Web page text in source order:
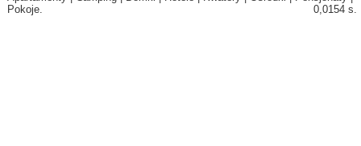
Pokoje. 0,0154 s.